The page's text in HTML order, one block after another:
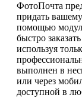
ФотоПочта
придать
помощью
быстро
используя
выполнен в
или через
доступной в